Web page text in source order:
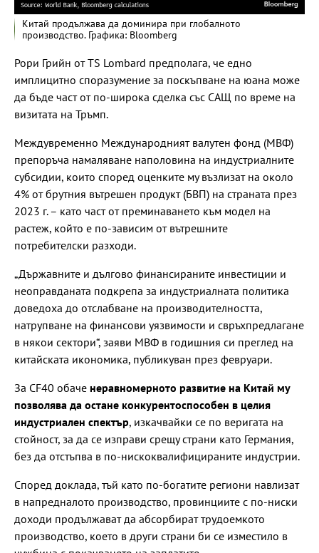
Китай продължава да доминира при глобалното
производство. Графика: Bloomberg
Рори Грийн от TS Lombard предполага, че едно
имплицитно споразумение за поскъпване на юана може
да бъде част от по-широка сделка със САЩ по време на
визитата на Тръмп.
Междувременно Международният валутен фонд (МВФ)
препоръча намаляване наполовина на индустриалните
субсидии, които според оценките му възлизат на около
4% от брутния вътрешен продукт (БВП) на страната през
2023 г. – като част от преминаването към модел на
растеж, който е по-зависим от вътрешните
потребителски разходи.
„Държавните и дългово финансираните инвестиции и
неоправданата подкрепа за индустриалната политика
доведоха до отслабване на производителността,
натрупване на финансови уязвимости и свръхпредлагане
в някои сектори“, заяви МВФ в годишния си преглед на
китайската икономика, публикуван през февруари.
За CF40 обаче неравномерното развитие на Китай му
позволява да остане конкурентоспособен в целия
индустриален спектър, изкачвайки се по веригата на
стойност, за да се изправи срещу страни като Германия,
без да отстъпва в по-нискоквалифицираните индустрии.
Според доклада, тъй като по-богатите региони навлизат
в напредналото производство, провинциите с по-ниски
доходи продължават да абсорбират трудоемкото
производство, което в други страни би се изместило в